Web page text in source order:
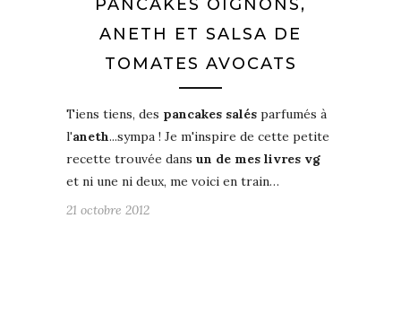
PANCAKES OIGNONS,
ANETH ET SALSA DE
TOMATES AVOCATS
Tiens tiens, des pancakes salés parfumés à
l'aneth...sympa ! Je m'inspire de cette petite
recette trouvée dans un de mes livres vg
et ni une ni deux, me voici en train…
21 octobre 2012